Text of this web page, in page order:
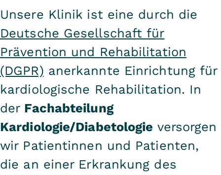
Unsere Klinik ist eine durch die
Deutsche Gesellschaft für
Prävention und Rehabilitation
(DGPR) anerkannte Einrichtung für
kardiologische Rehabilitation. In
der Fachabteilung
Kardiologie/Diabetologie versorgen
wir Patientinnen und Patienten,
die an einer Erkrankung des